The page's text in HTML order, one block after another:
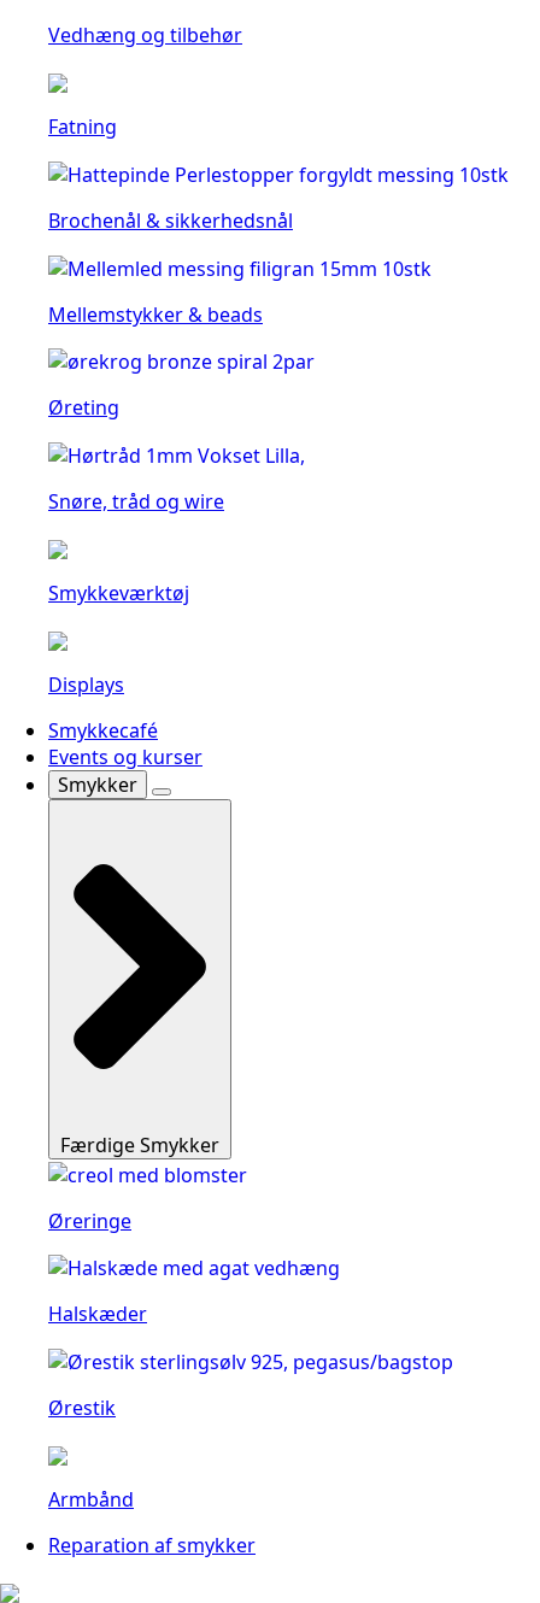
Vedhæng og tilbehør
Fatning
Brochenål & sikkerhedsnål
Mellemstykker & beads
Øreting
Snøre, tråd og wire
Smykkeværktøj
Displays
Smykkecafé
Events og kurser
Smykker
Færdige Smykker
Øreringe
Halskæder
Ørestik
Armbånd
Reparation af smykker